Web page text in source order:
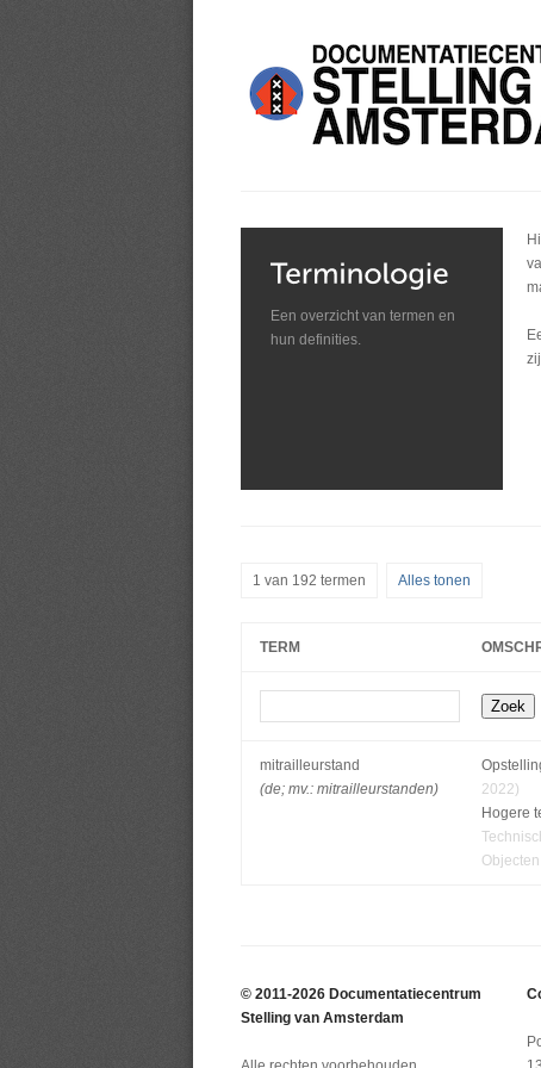
Een overzicht van termen en
hun definities.
1 van 192 termen Alles tonen
TERM
mitrailleurstand
(de; mv.: mitrailleurstanden)
2022)
Hogere
© 2011-2026 Documentatiecentrum
Stelling van Amsterdam